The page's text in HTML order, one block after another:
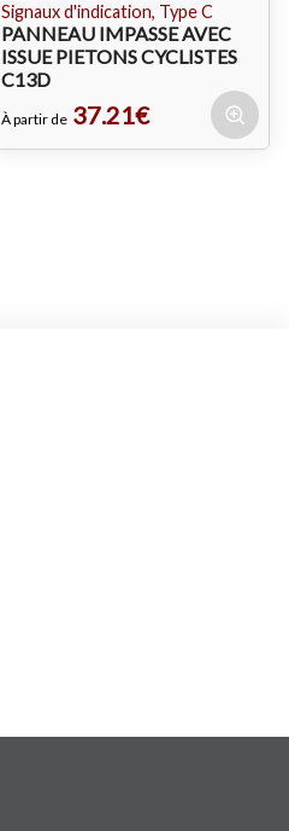
Signaux d'indication, Type C
PANNEAU IMPASSE AVEC
ISSUE PIETONS CYCLISTES
C13D
À partir de37.21€